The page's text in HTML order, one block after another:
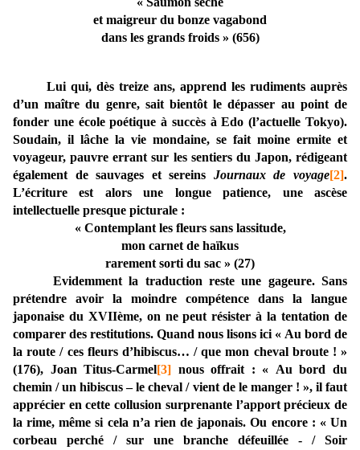
et maigreur du bonze vagabond
dans les grands froids » (656)
Lui qui, dès treize ans, apprend les rudiments auprès
d’un maître du genre, sait bientôt le dépasser au point de
fonder une école poétique à succès à Edo (l’actuelle Tokyo).
Soudain, il lâche la vie mondaine, se fait moine ermite et
voyageur, pauvre errant sur les sentiers du Japon, rédigeant
également de sauvages et sereins Journaux de voyage[2].
L’écriture est alors une longue patience, une ascèse
intellectuelle presque picturale :
« Contemplant les fleurs sans lassitude,
mon carnet de haïkus
rarement sorti du sac » (27)
Evidemment la traduction reste une gageure. Sans
prétendre avoir la moindre compétence dans la langue
japonaise du XVIIème, on ne peut résister à la tentation de
comparer des restitutions. Quand nous lisons ici « Au bord de
la route / ces fleurs d’hibiscus… / que mon cheval broute ! »
(176), Joan Titus-Carmel[3] nous offrait : « Au bord du
chemin / un hibiscus – le cheval / vient de le manger ! », il faut
apprécier en cette collusion surprenante l’apport précieux de
la rime, même si cela n’a rien de japonais. Ou encore : « Un
corbeau perché / sur une branche défeuillée - / Soir